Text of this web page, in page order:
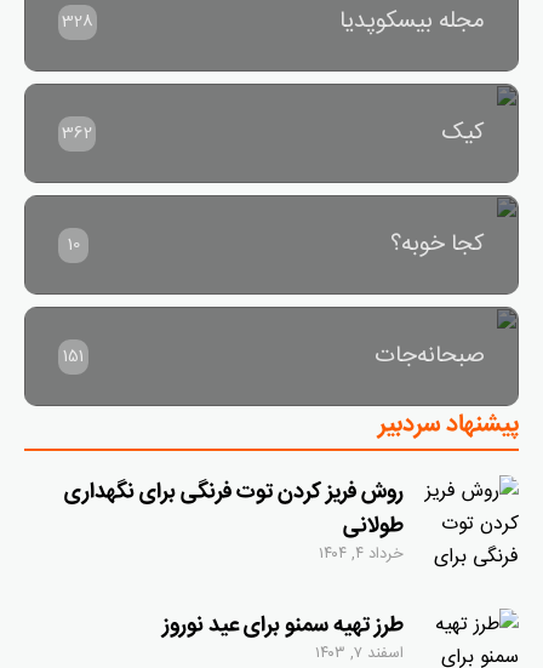
مجله بیسکوپدیا 328
کیک 362
کجا خوبه؟ 10
صبحانه‌جات 151
پیشنهاد سردبیر
روش فریز کردن توت فرنگی برای نگهداری
طولانی
خرداد ۴, ۱۴۰۴
طرز تهیه سمنو برای عید نوروز
اسفند ۷, ۱۴۰۳